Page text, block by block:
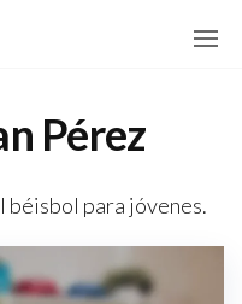
Pérez
béisbol para jóvenes.